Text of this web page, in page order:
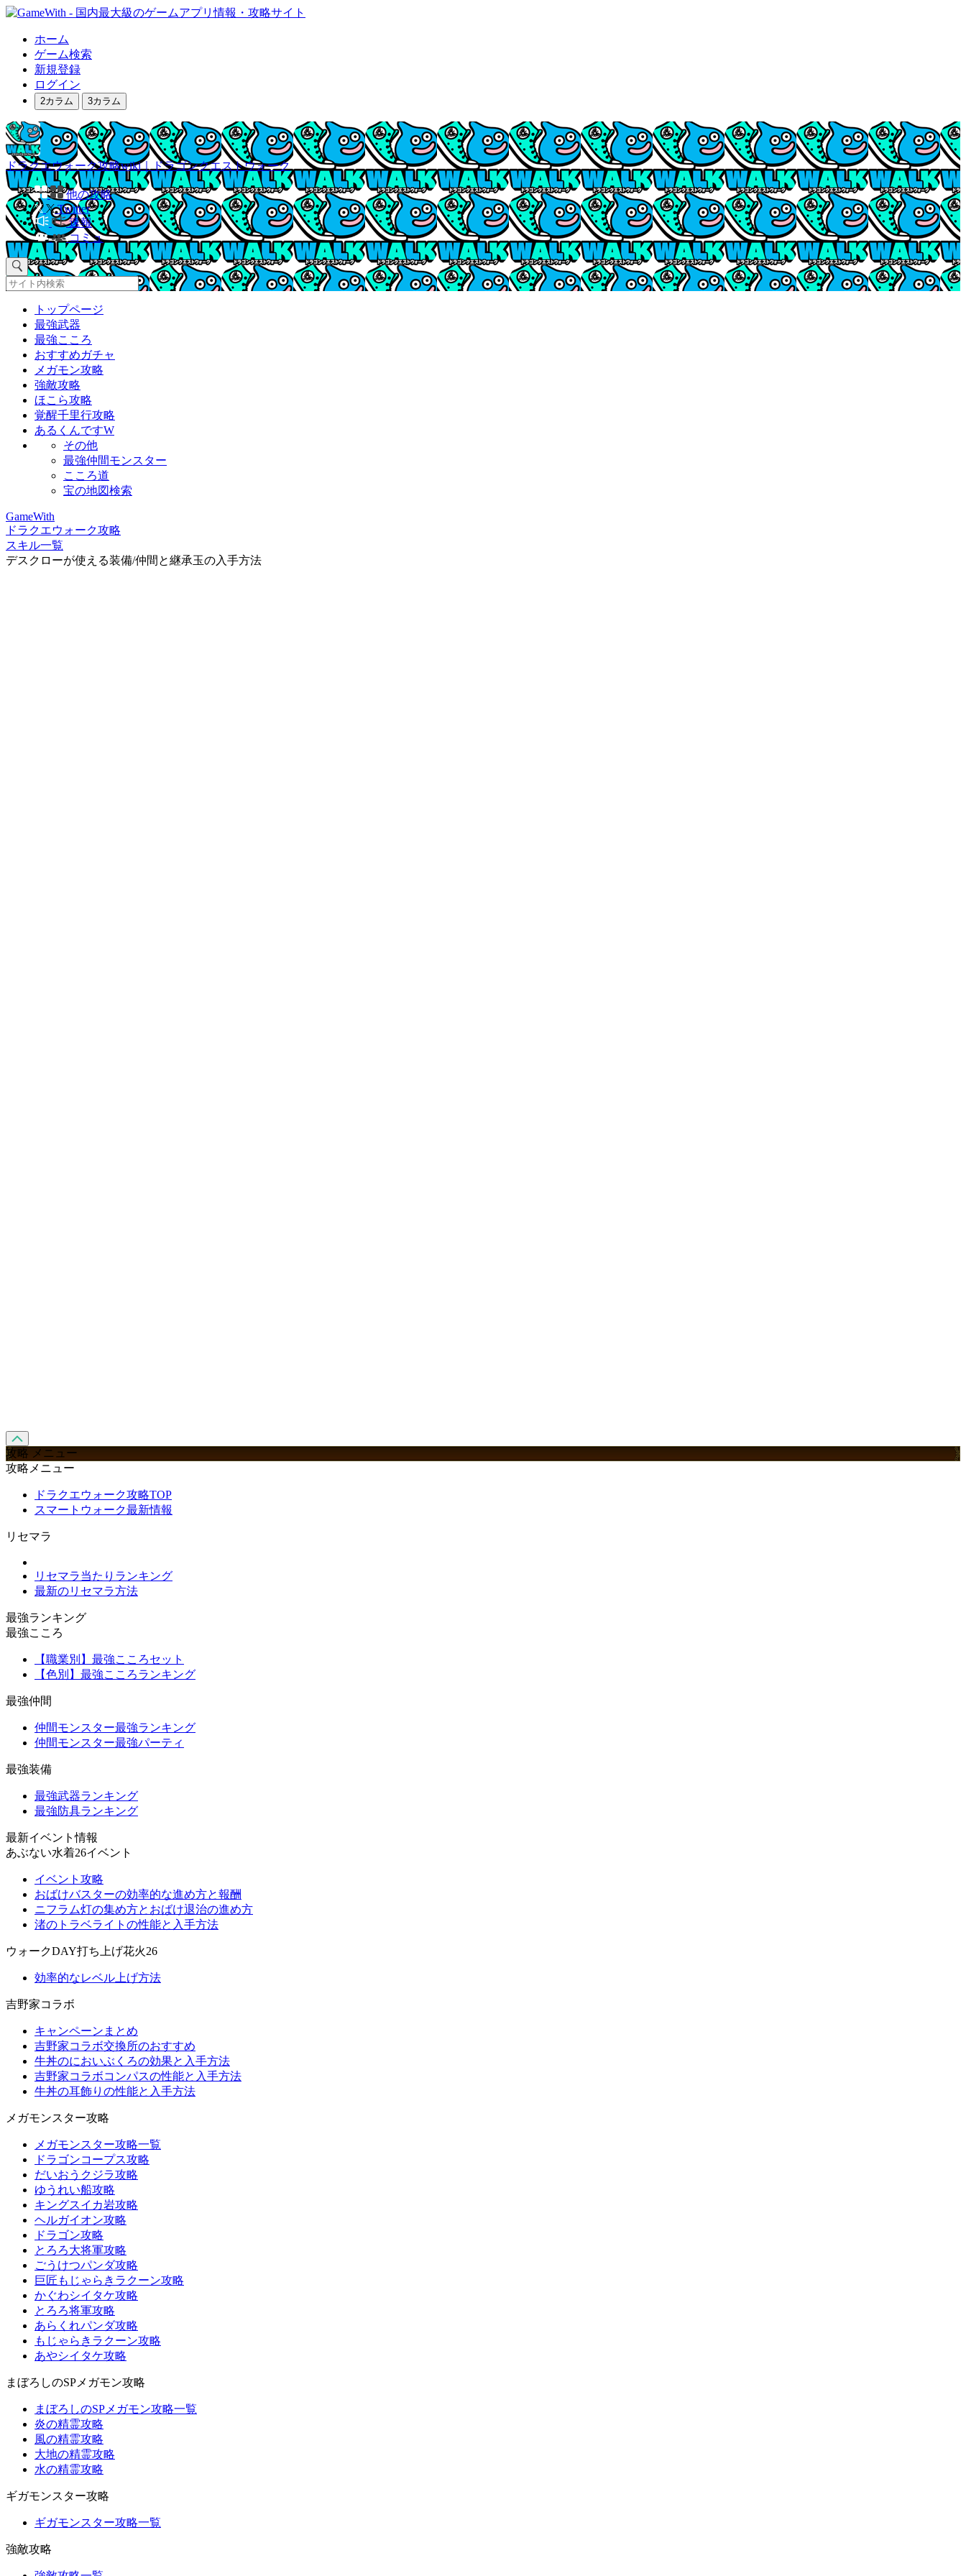
ホーム
ゲーム検索
新規登録
ログイン
2カラム 3カラム
ドラクエウォーク攻略wiki｜ドラゴンクエストウォーク
他の攻略
Twitter
速報
コミュ
トップページ
最強武器
最強こころ
おすすめガチャ
メガモン攻略
強敵攻略
ほこら攻略
覚醒千里行攻略
あるくんですW
その他
最強仲間モンスター
こころ道
宝の地図検索
GameWith
ドラクエウォーク攻略
スキル一覧
デスクローが使える装備/仲間と継承玉の入手方法
攻略 メニュー
攻略メニュー
ドラクエウォーク攻略TOP
スマートウォーク最新情報
リセマラ
リセマラ当たりランキング
最新のリセマラ方法
最強ランキング
最強こころ
【職業別】最強こころセット
【色別】最強こころランキング
最強仲間
仲間モンスター最強ランキング
仲間モンスター最強パーティ
最強装備
最強武器ランキング
最強防具ランキング
最新イベント情報
あぶない水着26イベント
イベント攻略
おばけバスターの効率的な進め方と報酬
ニフラム灯の集め方とおばけ退治の進め方
渚のトラベライトの性能と入手方法
ウォークDAY打ち上げ花火26
効率的なレベル上げ方法
吉野家コラボ
キャンペーンまとめ
吉野家コラボ交換所のおすすめ
牛丼のにおいぶくろの効果と入手方法
吉野家コラボコンパスの性能と入手方法
牛丼の耳飾りの性能と入手方法
メガモンスター攻略
メガモンスター攻略一覧
ドラゴンコープス攻略
だいおうクジラ攻略
ゆうれい船攻略
キングスイカ岩攻略
ヘルガイオン攻略
ドラゴン攻略
とろろ大将軍攻略
ごうけつパンダ攻略
巨匠もじゃらきラクーン攻略
かぐわシイタケ攻略
とろろ将軍攻略
あらくれパンダ攻略
もじゃらきラクーン攻略
あやシイタケ攻略
まぼろしのSPメガモン攻略
まぼろしのSPメガモン攻略一覧
炎の精霊攻略
風の精霊攻略
大地の精霊攻略
水の精霊攻略
ギガモンスター攻略
ギガモンスター攻略一覧
強敵攻略